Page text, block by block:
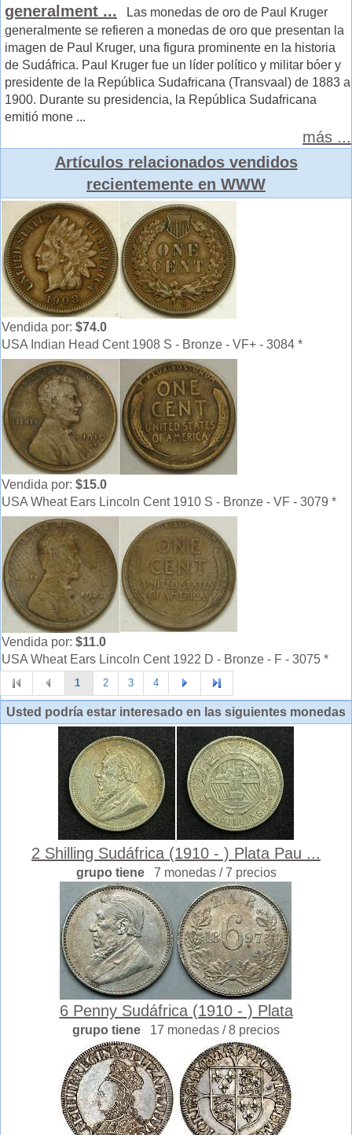
generalment ... Las monedas de oro de Paul Kruger
generalmente se refieren a monedas de oro que presentan la
imagen de Paul Kruger, una figura prominente en la historia
de Sudáfrica. Paul Kruger fue un líder político y militar bóer y
presidente de la República Sudafricana (Transvaal) de 1883 a
1900. Durante su presidencia, la República Sudafricana
emitió mone ...
más ...
Artículos relacionados vendidos
recientemente en WWW
Vendida por: $74.0
USA Indian Head Cent 1908 S - Bronze - VF+ - 3084 *
Vendida por: $15.0
USA Wheat Ears Lincoln Cent 1910 S - Bronze - VF - 3079 *
Vendida por: $11.0
USA Wheat Ears Lincoln Cent 1922 D - Bronze - F - 3075 *
1 2 3 4
Usted podría estar interesado en las siguientes monedas
2 Shilling Sudáfrica (1910 - ) Plata Pau ...
grupo tiene 7 monedas / 7 precios
6 Penny Sudáfrica (1910 - ) Plata
grupo tiene 17 monedas / 8 precios